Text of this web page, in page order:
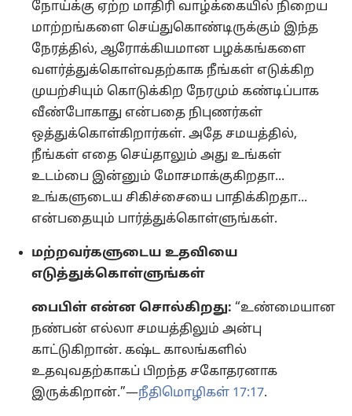
நோய்க்கு ஏற்ற மாதிரி வாழ்க்கையில் நிறைய
மாற்றங்களை செய்துகொண்டிருக்கும் இந்த
நேரத்தில், ஆரோக்கியமான பழக்கங்களை
வளர்த்துக்கொள்வதற்காக நீங்கள் எடுக்கிற
முயற்சியும் கொடுக்கிற நேரமும் கண்டிப்பாக
வீண்போகாது என்பதை நிபுணர்கள்
ஒத்துக்கொள்கிறார்கள். அதே சமயத்தில்,
நீங்கள் எதை செய்தாலும் அது உங்கள்
உடம்பை இன்னும் மோசமாக்குகிறதா...
உங்களுடைய சிகிச்சையை பாதிக்கிறதா...
என்பதையும் பார்த்துக்கொள்ளுங்கள்.
மற்றவர்களுடைய உதவியை
எடுத்துக்கொள்ளுங்கள்
பைபிள் என்ன சொல்கிறது: “உண்மையான
நண்பன் எல்லா சமயத்திலும் அன்பு
காட்டுகிறான். கஷ்ட காலங்களில்
உதவுவதற்காகப் பிறந்த சகோதரனாக
இருக்கிறான்.”—நீதிமொழிகள் 17:17.